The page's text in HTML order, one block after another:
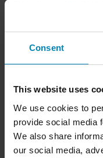
Consent
This website uses
We use cookies to
provide social media
We also share
our social media,
7 Recensioner
Alpinestars SP-8 Air V3 MC-
Handskar Svart/Fluo Röd